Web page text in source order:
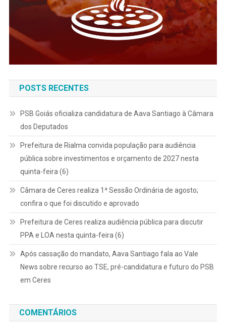
POSTS RECENTES
PSB Goiás oficializa candidatura de Aava Santiago à Câmara
dos Deputados
Prefeitura de Rialma convida população para audiência
pública sobre investimentos e orçamento de 2027 nesta
quinta-feira (6)
Câmara de Ceres realiza 1ª Sessão Ordinária de agosto;
confira o que foi discutido e aprovado
Prefeitura de Ceres realiza audiência pública para discutir
PPA e LOA nesta quinta-feira (6)
Após cassação do mandato, Aava Santiago fala ao Vale
News sobre recurso ao TSE, pré-candidatura e futuro do PSB
em Ceres
COMENTÁRIOS